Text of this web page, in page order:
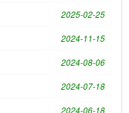
2025-02-25
2024-11-15
2024-08-06
2024-07-18
2024-06-18